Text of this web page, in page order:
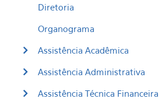
Diretoria
Organograma
Assistência Acadêmica
Assistência Administrativa
Assistência Técnica Financeira